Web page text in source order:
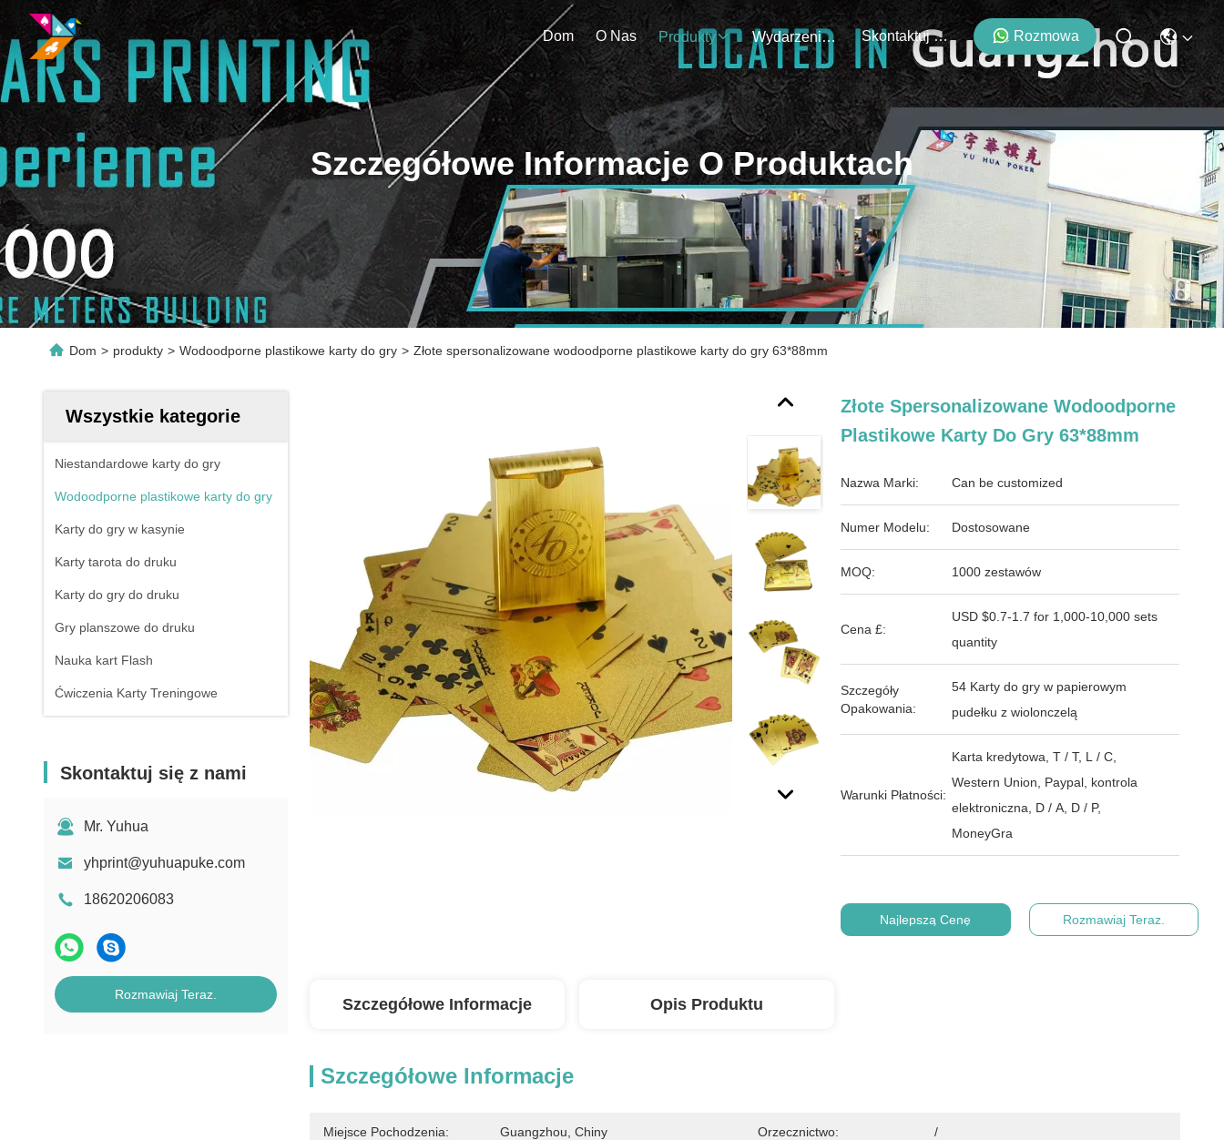
Dom O Nas Produkty Wydarzenia Skontaktuj Się Z Nami Rozmowa
Szczegółowe Informacje O Produktach
Dom > produkty > Wodoodporne plastikowe karty do gry > Złote spersonalizowane wodoodporne plastikowe karty do gry 63*88mm
Wszystkie kategorie
Niestandardowe karty do gry
Wodoodporne plastikowe karty do gry
Karty do gry w kasynie
Karty tarota do druku
Karty do gry do druku
Gry planszowe do druku
Nauka kart Flash
Ćwiczenia Karty Treningowe
Skontaktuj się z nami
Mr. Yuhua
yhprint@yuhuapuke.com
18620206083
Rozmawiaj Teraz.
Złote Spersonalizowane Wodoodporne
Plastikowe Karty Do Gry 63*88mm
Nazwa Marki: Can be customized
Numer Modelu: Dostosowane
MOQ: 1000 zestawów
Cena £:
USD $0.7-1.7 for 1,000-10,000 sets
quantity
Szczegóły
Opakowania:
54 Karty do gry w papierowym
pudełku z wiolonczelą
Warunki Płatności:
Karta kredytowa, T / T, L / C,
Western Union, Paypal, kontrola
elektroniczna, D / A, D / P,
MoneyGra
Najlepszą Cenę Rozmawiaj Teraz.
Szczegółowe Informacje Opis Produktu
Szczegółowe Informacje
Miejsce Pochodzenia: Guangzhou, Chiny Orzecznictwo: /